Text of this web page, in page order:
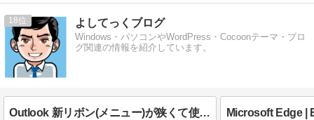
18 よしてっくブログ
Windows・パソコンやWordPress・Cocoonテーマ・ブロ
グ関連の情報を紹介しています。
Outlook 新リボン(メニュー)が狭くて使いにくい｜広いクラシックリボンに戻す方法